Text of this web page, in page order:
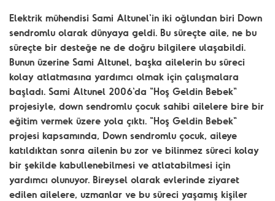
Elektrik mühendisi Sami Altunel'in iki oğlundan biri Down
sendromlu olarak dünyaya geldi. Bu süreçte aile, ne bu
süreçte bir desteğe ne de doğru bilgilere ulaşabildi.
Bunun üzerine Sami Altunel, başka ailelerin bu süreci
kolay atlatmasına yardımcı olmak için çalışmalara
başladı. Sami Altunel 2006'da "Hoş Geldin Bebek"
projesiyle, down sendromlu çocuk sahibi ailelere bire bir
eğitim vermek üzere yola çıktı. "Hoş Geldin Bebek"
projesi kapsamında, Down sendromlu çocuk, aileye
katıldıktan sonra ailenin bu zor ve bilinmez süreci kolay
bir şekilde kabullenebilmesi ve atlatabilmesi için
yardımcı olunuyor. Bireysel olarak evlerinde ziyaret
edilen ailelere, uzmanlar ve bu süreci yaşamış kişiler